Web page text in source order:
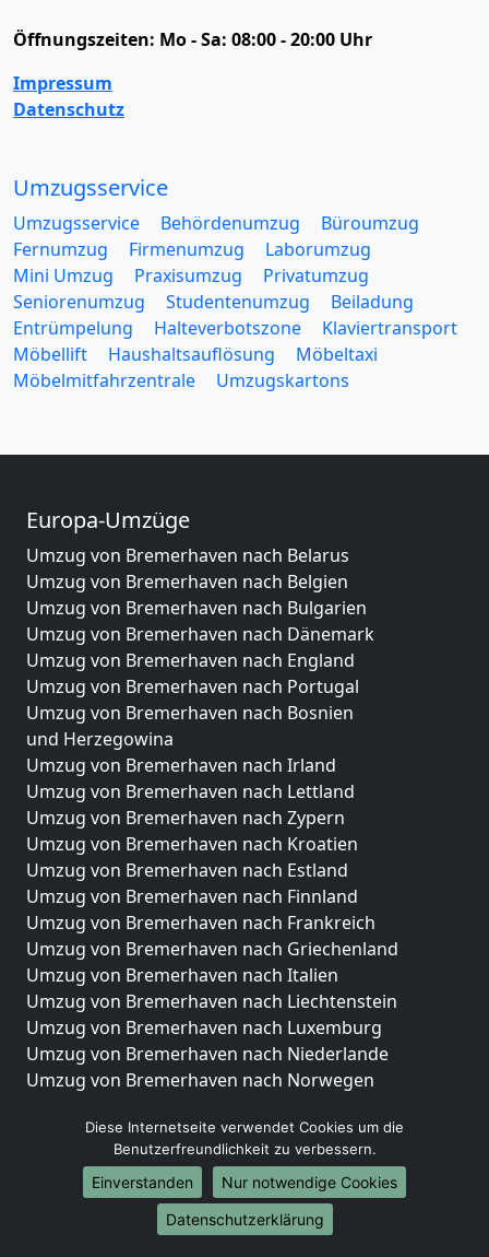
Öffnungszeiten: Mo - Sa: 08:00 - 20:00 Uhr
Impressum
Datenschutz
Umzugsservice
Umzugsservice Behördenumzug
Büroumzug
Fernumzug
Firmenumzug
Laborumzug
Mini Umzug
Praxisumzug
Privatumzug
Seniorenumzug
Studentenumzug
Beiladung
Entrümpelung
Halteverbotszone
Klaviertransport
Möbellift
Haushaltsauflösung
Möbeltaxi
Möbelmitfahrzentrale
Umzugskartons
Europa-Umzüge
Umzug von Bremerhaven nach Belarus
Umzug von Bremerhaven nach Belgien
Umzug von Bremerhaven nach Bulgarien
Umzug von Bremerhaven nach Dänemark
Umzug von Bremerhaven nach England
Umzug von Bremerhaven nach Portugal
Umzug von Bremerhaven nach Bosnien
und Herzegowina
Umzug von Bremerhaven nach Irland
Umzug von Bremerhaven nach Lettland
Umzug von Bremerhaven nach Zypern
Umzug von Bremerhaven nach Kroatien
Umzug von Bremerhaven nach Estland
Umzug von Bremerhaven nach Finnland
Umzug von Bremerhaven nach Frankreich
Umzug von Bremerhaven nach Griechenland
Umzug von Bremerhaven nach Italien
Umzug von Bremerhaven nach Liechtenstein
Umzug von Bremerhaven nach Luxemburg
Umzug von Bremerhaven nach Niederlande
Umzug von Bremerhaven nach Norwegen
Umzüge-Deutschlandweit
Umzug von Bremerhaven nach Berlin
Umzug von Bremerhaven nach Hamburg
Umzug von Bremerhaven nach München
Umzug von Bremerhaven nach Köln
Diese Internetseite verwendet Cookies um die
Benutzerfreundlichkeit zu verbessern.
Einverstanden
Nur notwendige Cookies
Datenschutzerklärung